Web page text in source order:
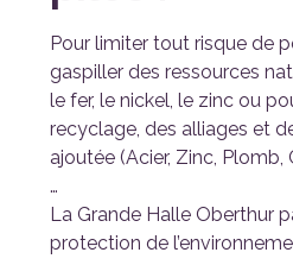
Pour limiter tout risque de
gaspiller des ressources
le fer, le nickel, le zinc ou
recyclage, des alliages et
ajoutée (Acier, Zinc,
…
La Grande Halle Oberthur
protection de